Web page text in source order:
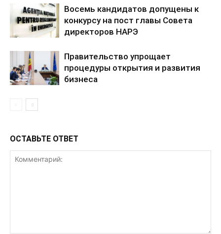
Восемь кандидатов допущены к
конкурсу на пост главы Совета
директоров НАРЭ
Правительство упрощает
процедуры открытия и развития
бизнеса
ОСТАВЬТЕ ОТВЕТ